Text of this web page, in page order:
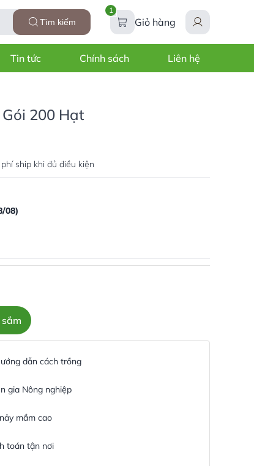
Tìm kiếm
1
Giỏ hàng
Tin tức Chính sách Liên hệ
200 Hạt
ship khi đủ điều kiện
08)
dẫn cách trồng
gia Nông nghiệp
mầm cao
toán tận nơi